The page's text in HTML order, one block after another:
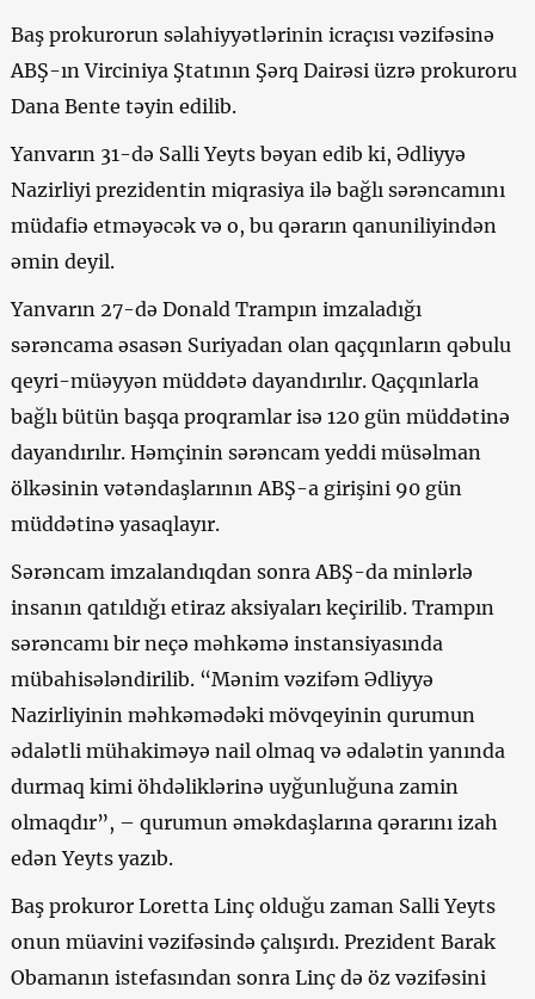
Baş prokurorun səlahiyyətlərinin icraçısı vəzifəsinə
ABŞ-ın Virciniya Ştatının Şərq Dairəsi üzrə prokuroru
Dana Bente təyin edilib.
Yanvarın 31-də Salli Yeyts bəyan edib ki, Ədliyyə
Nazirliyi prezidentin miqrasiya ilə bağlı sərəncamını
müdafiə etməyəcək və o, bu qərarın qanuniliyindən
əmin deyil.
Yanvarın 27-də Donald Trampın imzaladığı
sərəncama əsasən Suriyadan olan qaçqınların qəbulu
qeyri-müəyyən müddətə dayandırılır. Qaçqınlarla
bağlı bütün başqa proqramlar isə 120 gün müddətinə
dayandırılır. Həmçinin sərəncam yeddi müsəlman
ölkəsinin vətəndaşlarının ABŞ-a girişini 90 gün
müddətinə yasaqlayır.
Sərəncam imzalandıqdan sonra ABŞ-da minlərlə
insanın qatıldığı etiraz aksiyaları keçirilib. Trampın
sərəncamı bir neçə məhkəmə instansiyasında
mübahisələndirilib. “Mənim vəzifəm Ədliyyə
Nazirliyinin məhkəmədəki mövqeyinin qurumun
ədalətli mühakiməyə nail olmaq və ədalətin yanında
durmaq kimi öhdəliklərinə uyğunluğuna zamin
olmaqdır”, – qurumun əməkdaşlarına qərarını izah
edən Yeyts yazıb.
Baş prokuror Loretta Linç olduğu zaman Salli Yeyts
onun müavini vəzifəsində çalışırdı. Prezident Barak
Obamanın istefasından sonra Linç də öz vəzifəsini